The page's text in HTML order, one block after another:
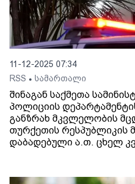
11-12-2025 07:34
RSS • სამართალი
შინაგან საქმეთა
პოლიციის
განზრახ მკვლელობის
თურქეთის რესპუბლიკის
დაბადებული ა.თ. ცხელ